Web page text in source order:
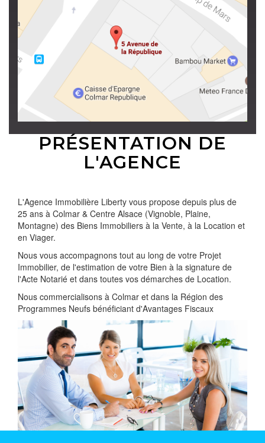
PRÉSENTATION DE
L'AGENCE
L'Agence Immobilière Liberty vous propose depuis plus de
25 ans à Colmar & Centre Alsace (Vignoble, Plaine,
Montagne) des Biens Immobiliers à la Vente, à la Location et
en Viager.
Nous vous accompagnons tout au long de votre Projet
Immobilier, de l'estimation de votre Bien à la signature de
l'Acte Notarié et dans toutes vos démarches de Location.
Nous commercialisons à Colmar et dans la Région des
Programmes Neufs bénéficiant d'Avantages Fiscaux